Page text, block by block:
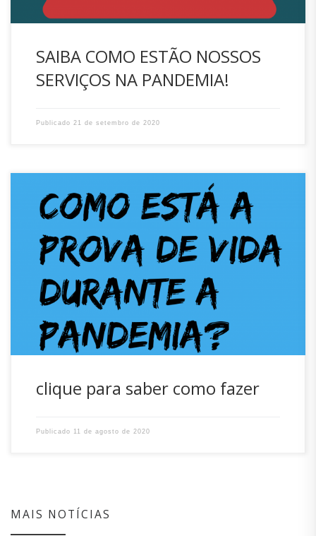
SAIBA COMO ESTÃO NOSSOS
SERVIÇOS NA PANDEMIA!
Publicado 21 de setembro de 2020
“Faço aniversário esse mês e preciso fazer
recadastramento / prova de vida!” “Ligo e não consigo
contato com as agências!” “Fui ao IPREV e está fechado. E
agora?” >>> O recadastramento/ prova de vida está
suspenso por tempo indeterminado!! <<<<< É importante
reforçar que neste momento o segurado não […]
clique para saber como fazer
Publicado 11 de agosto de 2020
MAIS NOTÍCIAS